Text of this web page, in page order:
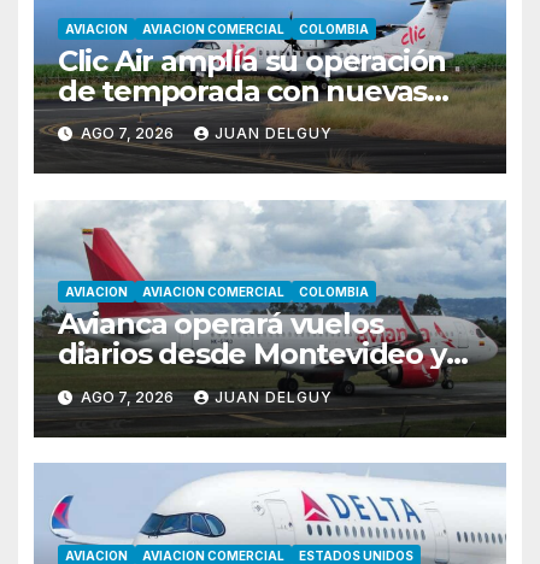
AVIACION AVIACION COMERCIAL COLOMBIA
Clic Air amplía su operación
de temporada con nuevas
rutas hacia Cartagena y Tolú
AGO 7, 2026 JUAN DELGUY
AVIACION AVIACION COMERCIAL COLOMBIA
Avianca operará vuelos
diarios desde Montevideo y
Asunción hacia Bogotá
AGO 7, 2026 JUAN DELGUY
AVIACION AVIACION COMERCIAL ESTADOS UNIDOS